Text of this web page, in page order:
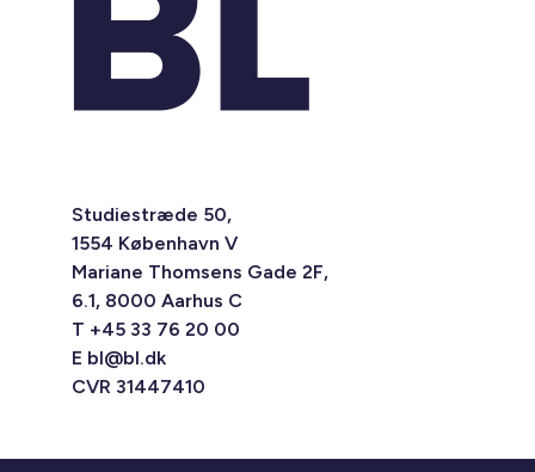
Studiestræde 50,
1554 København V
Mariane Thomsens Gade 2F,
6.1, 8000 Aarhus C
T +45 33 76 20 00
E bl@bl.dk
CVR 31447410